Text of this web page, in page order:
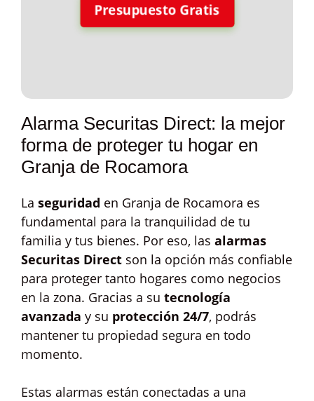
Presupuesto Gratis
Alarma Securitas Direct: la mejor
forma de proteger tu hogar en
Granja de Rocamora
La seguridad en Granja de Rocamora es
fundamental para la tranquilidad de tu
familia y tus bienes. Por eso, las alarmas
Securitas Direct son la opción más confiable
para proteger tanto hogares como negocios
en la zona. Gracias a su tecnología
avanzada y su protección 24/7, podrás
mantener tu propiedad segura en todo
momento.
Estas alarmas están conectadas a una